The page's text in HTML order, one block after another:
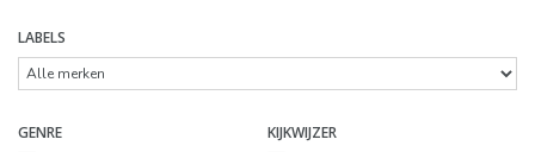
LABELS
GENRE KIJKWIJZER